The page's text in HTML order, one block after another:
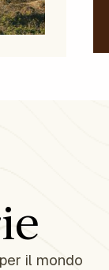
il mondo